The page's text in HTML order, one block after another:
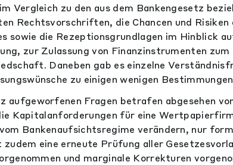
Vergleich zu den aus dem Bankengesetz
Rechtsvorschriften, die Chancen und Risiken
sowie die Rezeptionsgrundlagen im Hinblick
zur Zulassung von Finanzinstrumenten zum
Daneben gab es einzelne
zu einigen wenigen
aufgeworfenen Fragen betrafen abgesehen
Kapitalanforderungen für eine
Bankenaufsichtsregime verändern, nur
eine erneute Prüfung aller
und marginale Korrekturen